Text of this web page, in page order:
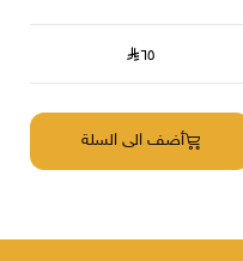
٦٥
أضف الى السلة